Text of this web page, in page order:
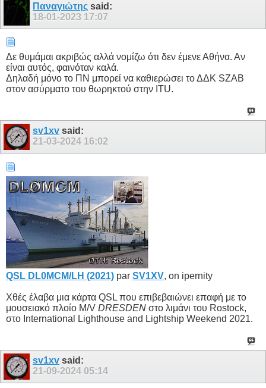
Παναγιώτης said:
18-01-2023 17:07
Δε θυμάμαι ακριβώς αλλά νομίζω ότι δεν έμενε Αθήνα. Αν
είναι αυτός, φαινόταν καλά.
Δηλαδή μόνο το ΠΝ μπορεί να καθιερώσει το ΔΔΚ SZAB
στον ασύρματο του θωρηκτού στην ITU.
sv1xv said:
21-03-2024 16:02
QSL DL0MCM/LH (2021) par SV1XV, on ipernity
Χθές έλαβα μια κάρτα QSL που επιβεβαιώνει επαφή με το
μουσειακό πλοίο M/V DRESDEN στο λιμάνι του Rostock,
στο International Lighthouse and Lightship Weekend 2021.
sv1xv said:
21-09-2024 05:14